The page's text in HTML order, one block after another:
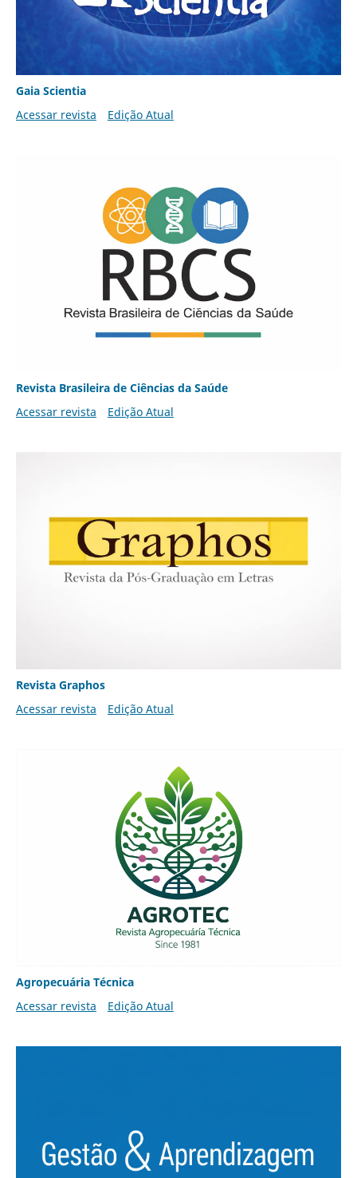
Gaia Scientia
Acessar revista
Edição Atual
Revista Brasileira de Ciências da Saúde
Acessar revista
Edição Atual
Revista Graphos
Acessar revista
Edição Atual
Agropecuária Técnica
Acessar revista
Edição Atual